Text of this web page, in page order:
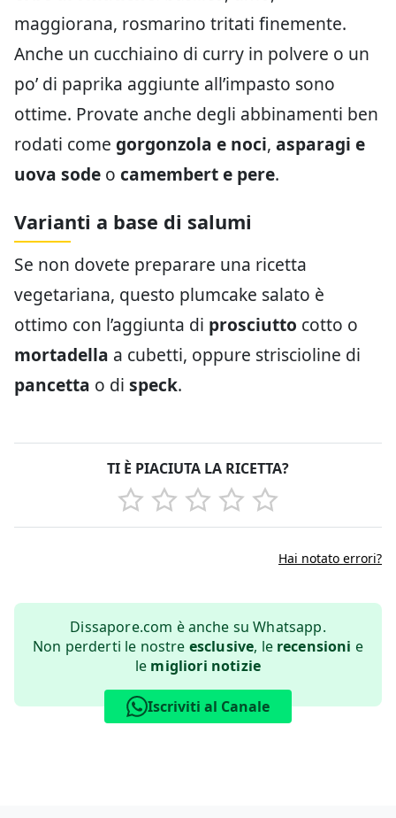
maggiorana, rosmarino tritati finemente.
Anche un cucchiaino di curry in polvere o un
po’ di paprika aggiunte all’impasto sono
ottime. Provate anche degli abbinamenti ben
rodati come gorgonzola e noci, asparagi e
uova sode o camembert e pere.
Varianti a base di salumi
Se non dovete preparare una ricetta
vegetariana, questo plumcake salato è
ottimo con l’aggiunta di prosciutto cotto o
mortadella a cubetti, oppure striscioline di
pancetta o di speck.
TI È PIACIUTA LA RICETTA?
Hai notato errori?
Dissapore.com è anche su Whatsapp.
Non perderti le nostre esclusive, le recensioni e
le migliori notizie
Iscriviti al Canale